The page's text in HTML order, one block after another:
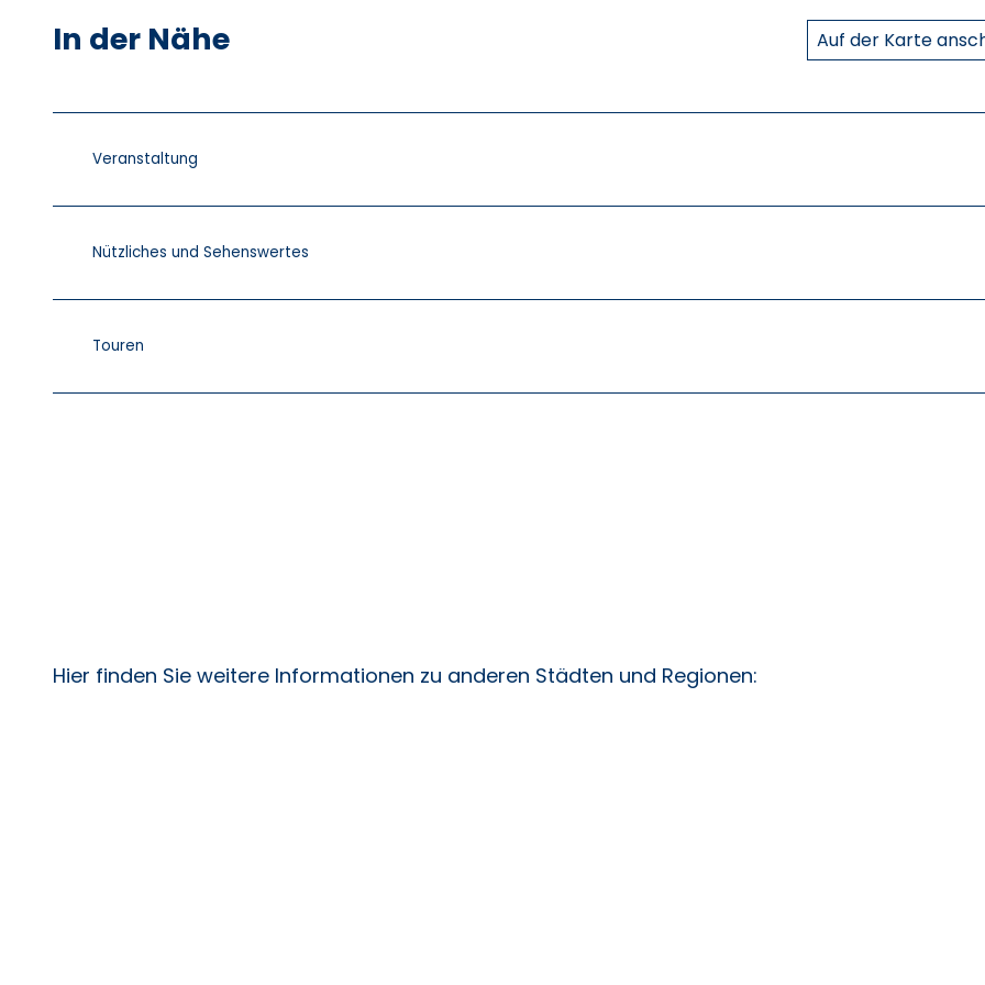
In der Nähe Auf der Karte
Veranstaltung
Nützliches und Sehenswertes
Touren
Hier finden Sie weitere Informationen zu anderen Städten und Regionen: